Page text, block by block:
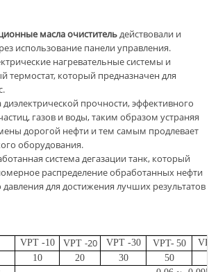
масла очистительдействовали и
использование панели управления.
нагревательные системы и
термостат, который предназначен для
диэлектрической прочности, эффективного
газов и воды, таким образом устраняя
дорогой нефти и тем самым продлевает
оборудования.
система дегазации танк, который
распределение обработанных нефти
давления для достижения лучших результатов
VPT -10 VPT -20 VPT -30 VPT- 50
10 20 30 50